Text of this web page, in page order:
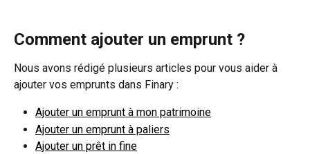
Comment ajouter un emprunt ?
Nous avons rédigé plusieurs articles pour vous aider à
ajouter vos emprunts dans Finary :
Ajouter un emprunt à mon patrimoine
Ajouter un emprunt à paliers
Ajouter un prêt in fine